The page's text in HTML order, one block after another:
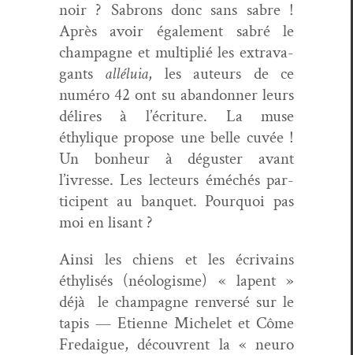
noir ? Sabrons donc sans sabre !
Après avoir égale­ment sabré le
cham­pagne et mul­ti­plié les extrav­a­
gants alléluia, les auteurs de ce
numéro 42 ont su aban­don­ner leurs
délires à l’écriture. La muse
éthylique pro­pose une belle cuvée !
Un bon­heur à déguster avant
l’ivresse. Les lecteurs éméchés par­
ticipent au ban­quet. Pourquoi pas
moi en lisant ?
Ain­si les chiens et les écrivains
éthylisés (néol­o­gisme) « lapent »
déjà le cham­pagne ren­ver­sé sur le
tapis — Eti­enne Michelet et Côme
Fredaigue, décou­vrent la « neu­ro